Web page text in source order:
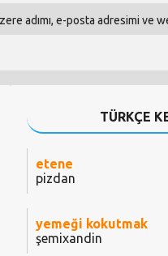
adımı, e-posta adresimi ve
TÜRKÇE
etene
pizdan
yemeği kokutmak
şemixandin